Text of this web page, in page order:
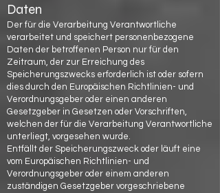
Daten
Der für die Verarbeitung Verantwortliche
verarbeitet und speichert personenbezogene
Daten der betroffenen Person nur für den
Zeitraum, der zur Erreichung des
Speicherungszwecks erforderlich ist oder sofern
dies durch den Europäischen Richtlinien- und
Verordnungsgeber oder einen anderen
Gesetzgeber in Gesetzen oder Vorschriften,
welchen der für die Verarbeitung Verantwortliche
unterliegt, vorgesehen wurde.
Entfällt der Speicherungszweck oder läuft eine
vom Europäischen Richtlinien- und
Verordnungsgeber oder einem anderen
zuständigen Gesetzgeber vorgeschriebene